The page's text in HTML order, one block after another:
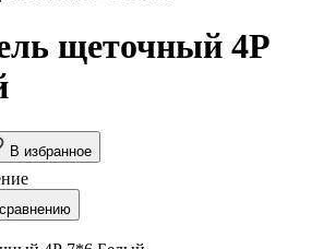
щеточный 4Р
В избранное